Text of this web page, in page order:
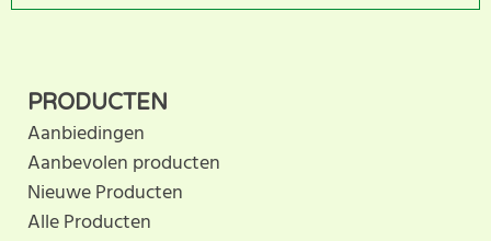
anderen met hun keuze door uw ervaring te delen.
Schrijf als eerste een beoordeling voor dit product.
PRODUCTEN
Aanbiedingen
Aanbevolen producten
Nieuwe Producten
Alle Producten